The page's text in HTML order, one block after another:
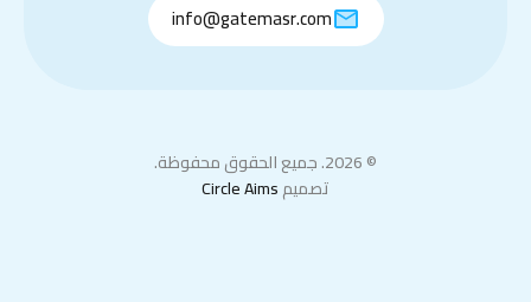
info@gatemasr.com
© 2026. جميع الحقوق محفوظة.
تصميمCircle Aims